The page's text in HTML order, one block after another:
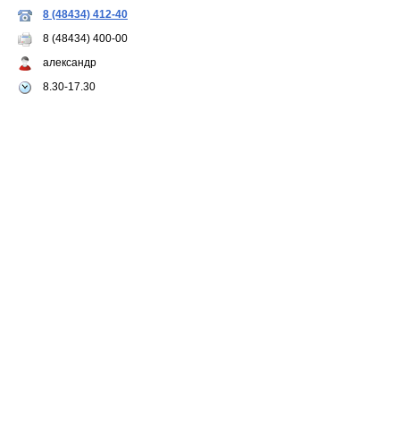
8 (48434) 412-40
8 (48434) 400-00
александр
8.30-17.30